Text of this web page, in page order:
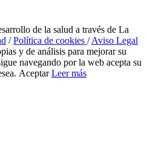
de la salud a través de La
/Política de cookies /Aviso Legal
y de análisis para mejorar su
navegando por la web acepta su
Aceptar Leer más